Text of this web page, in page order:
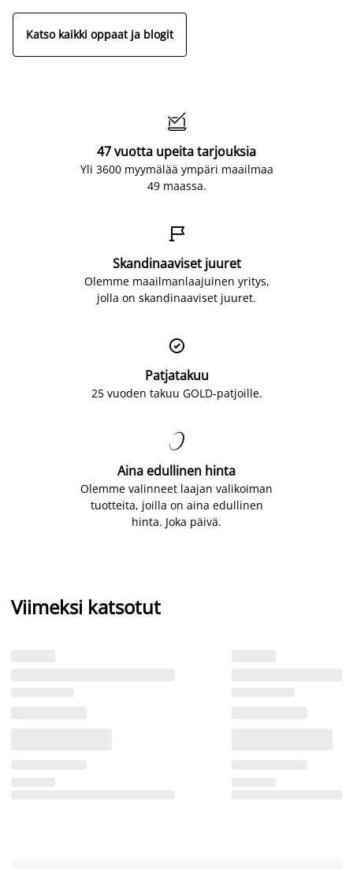
Katso kaikki oppaat ja blogit

47 vuotta upeita tarjouksia
Yli 3600 myymälää ympäri maailmaa
49 maassa.

Skandinaaviset juuret
Olemme maailmanlaajuinen yritys,
jolla on skandinaaviset juuret.

Patjatakuu
25 vuoden takuu GOLD-patjoille.

Aina edullinen hinta
Olemme valinneet laajan valikoiman
tuotteita, joilla on aina edullinen
hinta. Joka päivä.
Viimeksi katsotut